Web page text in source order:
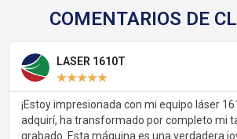
COMENTARIOS DE
LASER 1610T
★★★★★
¡Estoy impresionada con mi equipo láser
adquirí, ha transformado por completo mi
grabado. Esta máquina es una verdadera